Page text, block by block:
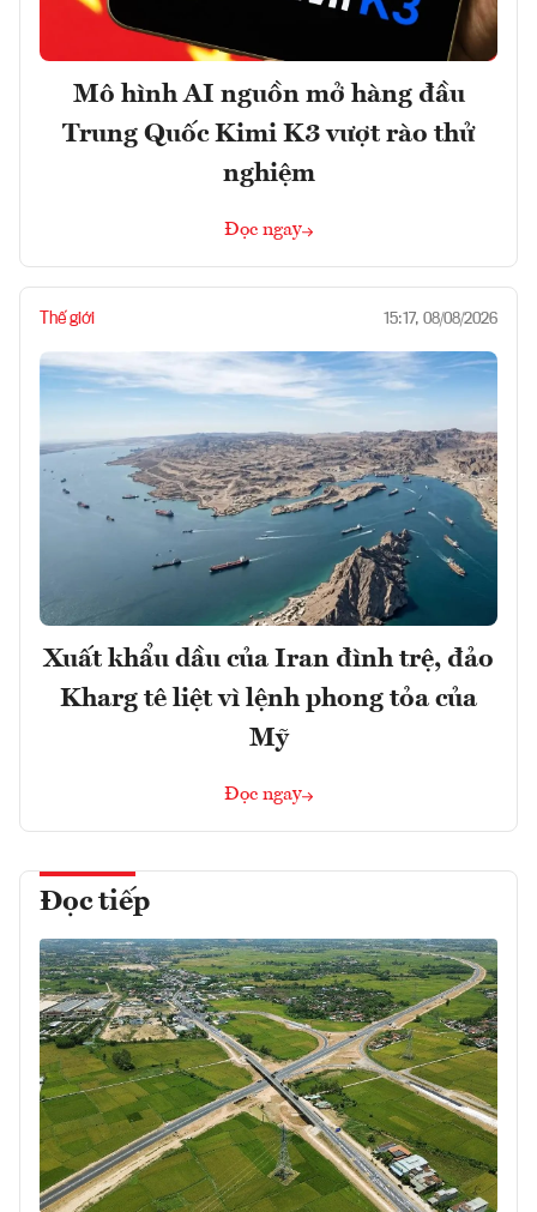
Mô hình AI nguồn mở hàng đầu
Trung Quốc Kimi K3 vượt rào thử
nghiệm
Đọc ngay
Thế giới 15:17, 08/08/2026
Xuất khẩu dầu của Iran đình trệ, đảo
Kharg tê liệt vì lệnh phong tỏa của
Mỹ
Đọc ngay
Đọc tiếp